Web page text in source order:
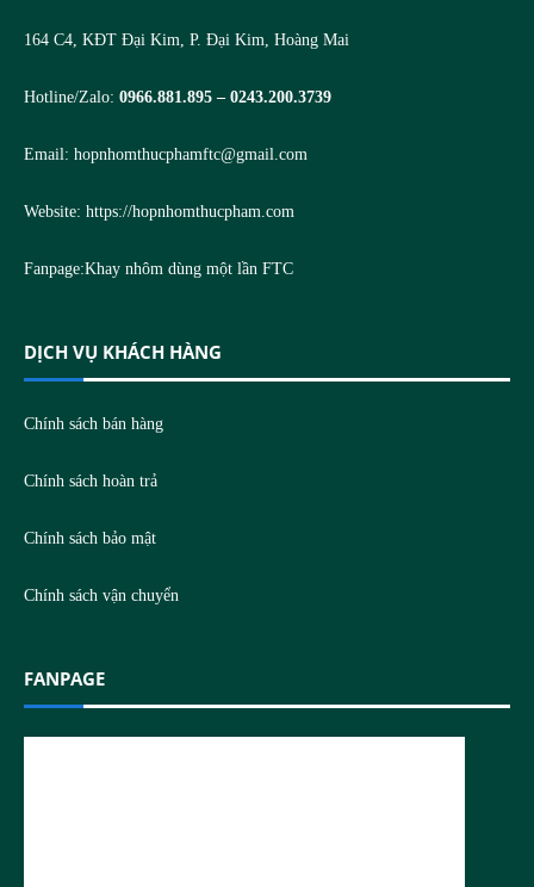
164 C4, KĐT Đại Kim, P. Đại Kim, Hoàng Mai
Hotline/Zalo: 0966.881.895 – 0243.200.3739
Email: hopnhomthucphamftc@gmail.com
Website: https://hopnhomthucpham.com
Fanpage:Khay nhôm dùng một lần FTC
DỊCH VỤ KHÁCH HÀNG
Chính sách bán hàng
Chính sách hoàn trả
Chính sách bảo mật
Chính sách vận chuyển
FANPAGE